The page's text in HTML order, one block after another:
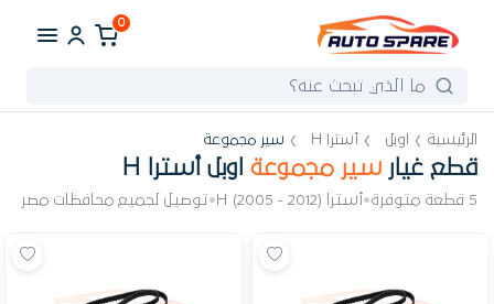
0
الرئيسية اوبل أسترا H سير مجموعة
قطع غيار سير مجموعة اوبل أسترا H
5 قطعة متوفرة •أسترا H (2005 - 2012) •توصيل لجميع محافظات مصر